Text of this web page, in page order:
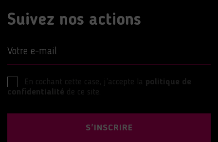
Suivez nos actions
Votre e-mail
En cochant cette case, j’accepte la politique de
confidentialité de ce site.
S'INSCRIRE